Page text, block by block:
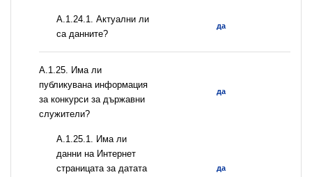
A.1.24.1. Актуални ли
са данните?
да
А.1.25. Има ли
публикувана информация
за конкурси за държавни
служители?
да
A.1.25.1. Има ли
данни на Интернет
страницата за датата
да